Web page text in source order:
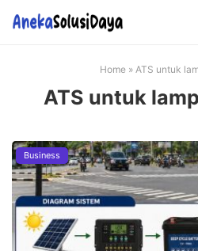
Home » ATS untuk
ATS untuk
Business